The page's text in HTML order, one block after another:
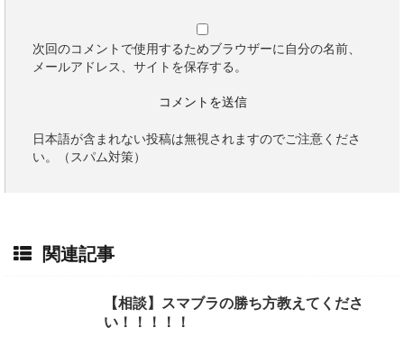
次回のコメントで使用するためブラウザーに自分の名前、
メールアドレス、サイトを保存する。
日本語が含まれない投稿は無視されますのでご注意くださ
い。（スパム対策）
関連記事
【相談】スマブラの勝ち方教えてくださ
い！！！！！